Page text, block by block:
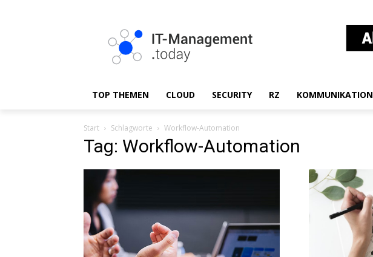
TOP THEMEN CLOUD SECURITY RZ KOMMUNIKATION
Start Schlagworte Workflow-Automation
Tag: Workflow-Automation